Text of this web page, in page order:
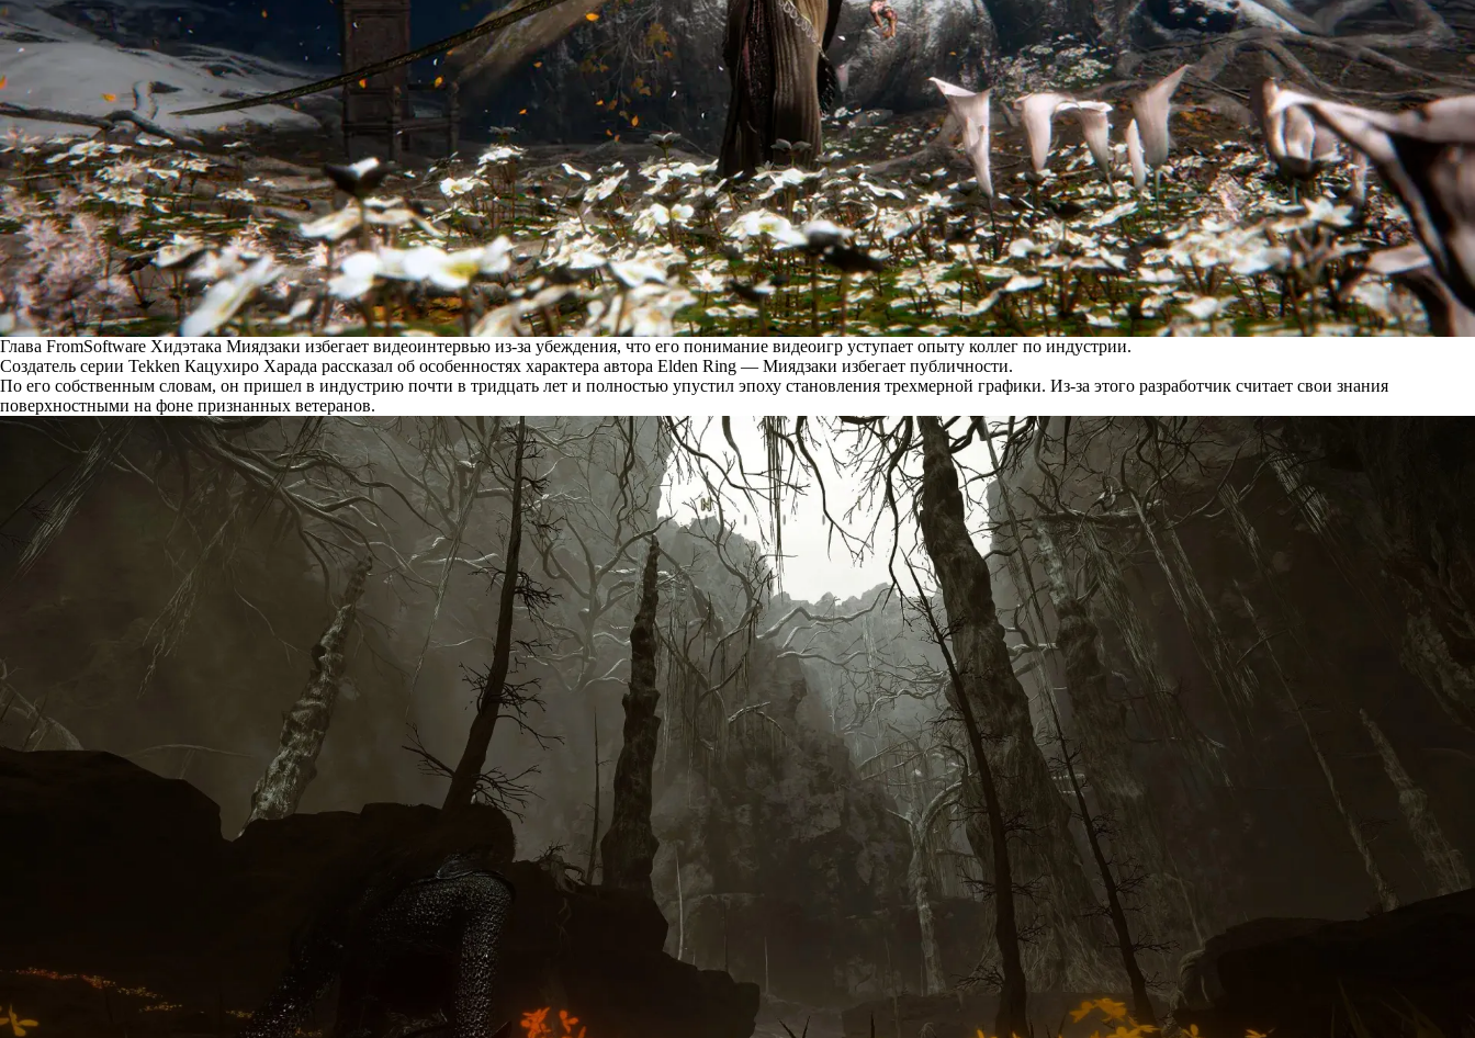
Глава FromSoftware Хидэтака Миядзаки избегает видеоинтервью из-за убеждения, что его понимание видеоигр уступает опыту коллег по индустрии.
Создатель серии Tekken Кацухиро Харада рассказал об особенностях характера автора Elden Ring — Миядзаки избегает публичности.
По его собственным словам, он пришел в индустрию почти в тридцать лет и полностью упустил эпоху становления трехмерной графики. Из-за этого разработчик считает свои знания
поверхностными на фоне признанных ветеранов.